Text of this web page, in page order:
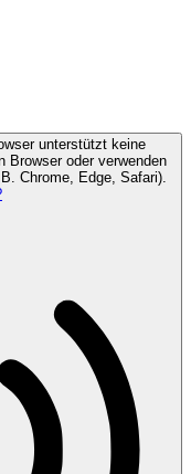
unterstützt keine
Browser oder verwenden
Chrome, Edge, Safari).